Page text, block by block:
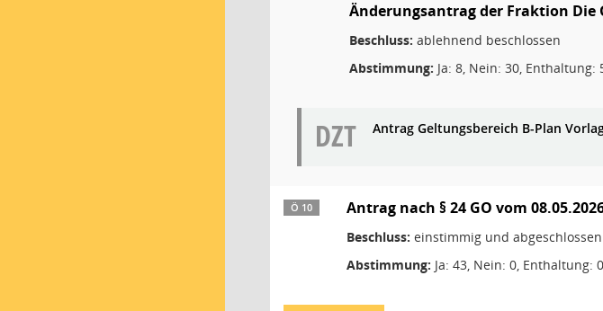
Änderungsantrag der Fraktion Die
Beschluss: ablehnend beschlossen
Abstimmung: Ja: 8, Nein: 30, Enthaltung:
DZT Antrag Geltungsbereich B-Plan
Ö 10 Antrag nach § 24 GO vom
Beschluss: einstimmig und abgeschlossen
Abstimmung: Ja: 43, Nein: 0, Enthaltung: